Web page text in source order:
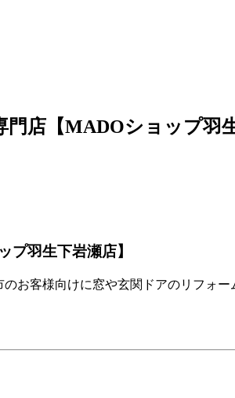
店【MADOショップ羽
羽生下岩瀬店】
お客様向けに窓や玄関ドアのリフォー